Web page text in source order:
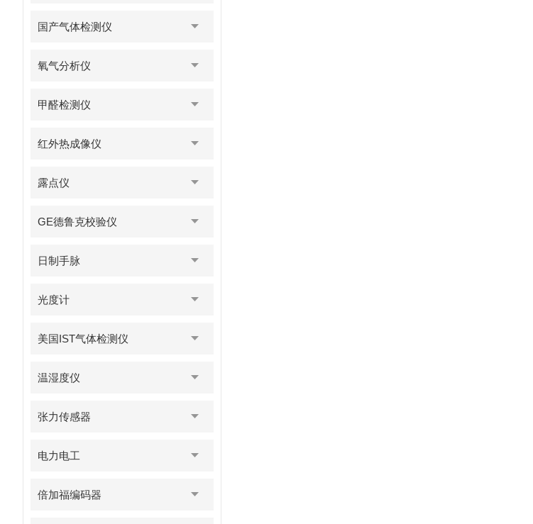
国产气体检测仪
氧气分析仪
甲醛检测仪
红外热成像仪
露点仪
GE德鲁克校验仪
日制手脉
光度计
美国IST气体检测仪
温湿度仪
张力传感器
电力电工
倍加福编码器